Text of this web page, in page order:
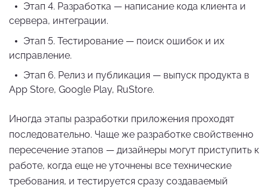
Этап 4. Разработка — написание кода клиента и
сервера, интеграции.
Этап 5. Тестирование — поиск ошибок и их
исправление.
Этап 6. Релиз и публикация — выпуск продукта в
App Store, Google Play, RuStore.
Иногда этапы разработки приложения проходят
последовательно. Чаще же разработке свойственно
пересечение этапов — дизайнеры могут приступить к
работе, когда еще не уточнены все технические
требования, и тестируется сразу создаваемый